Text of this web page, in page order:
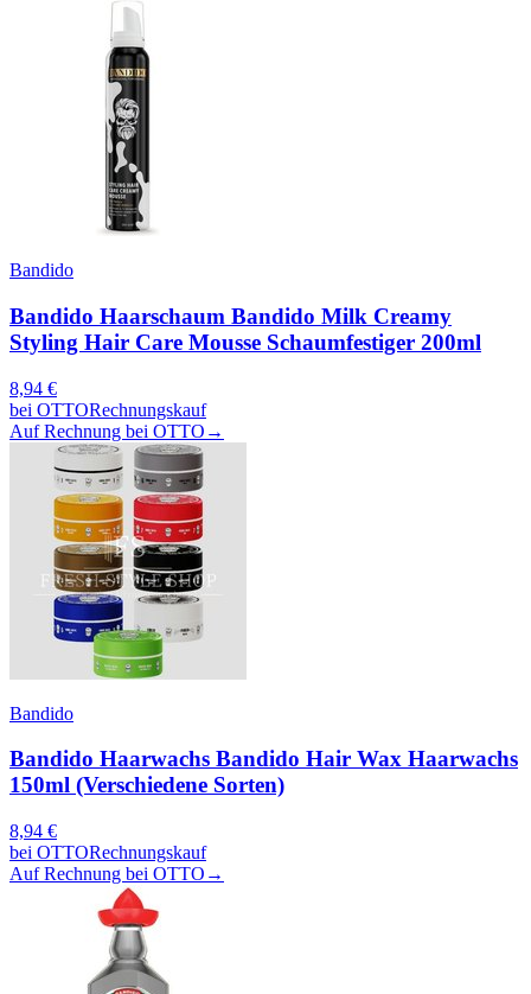
Bandido
Bandido Haarschaum Bandido Milk Creamy
Styling Hair Care Mousse Schaumfestiger 200ml
8,94 €
bei OTTORechnungskauf
Auf Rechnung bei OTTO →
Bandido
Bandido Haarwachs Bandido Hair Wax Haarwachs
150ml (Verschiedene Sorten)
8,94 €
bei OTTORechnungskauf
Auf Rechnung bei OTTO →